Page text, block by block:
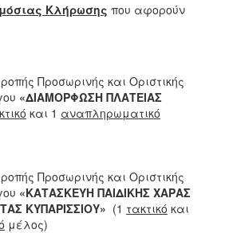
Κλήρωσης που αφορούν
Προσωρινής και Οριστικής
«ΔΙΑΜΟΡΦΩΣΗ ΠΛΑΤΕΙΑΣ
και 1 αναπληρωματικό
Προσωρινής και Οριστικής
«ΚΑΤΑΣΚΕΥΗ ΠΑΙΔΙΚΗΣ ΧΑΡΑΣ
ΚΥΠΑΡΙΣΣΙΟΥ» (1 τακτικό και
μέλος)